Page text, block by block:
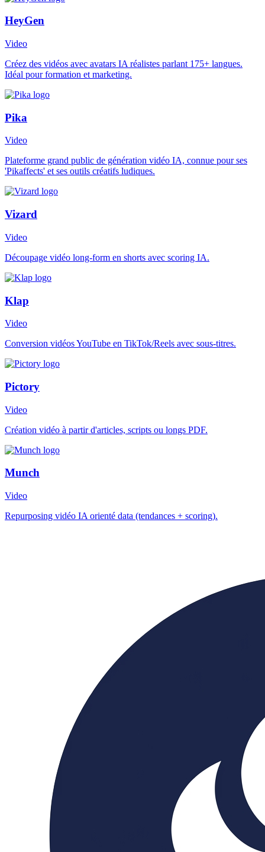
HeyGen
Video
Créez des vidéos avec avatars IA réalistes parlant 175+ langues.
Idéal pour formation et marketing.
Pika
Video
Plateforme grand public de génération vidéo IA, connue pour ses
'Pikaffects' et ses outils créatifs ludiques.
Vizard
Video
Découpage vidéo long-form en shorts avec scoring IA.
Klap
Video
Conversion vidéos YouTube en TikTok/Reels avec sous-titres.
Pictory
Video
Création vidéo à partir d'articles, scripts ou longs PDF.
Munch
Video
Repurposing vidéo IA orienté data (tendances + scoring).